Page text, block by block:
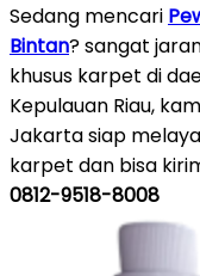
Sedang mencari
Bintan? sangat
khusus karpet di
Kepulauan Riau,
Jakarta siap
karpet dan bisa
0812-9518-8008